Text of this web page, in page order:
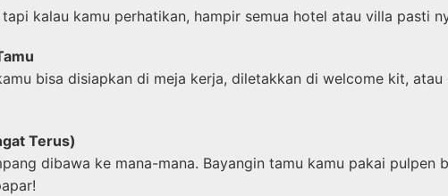
kalau kamu perhatikan, hampir semua hotel atau villa pasti
bisa disiapkan di meja kerja, diletakkan di welcome kit,
Terus)
dibawa ke mana-mana. Bayangin tamu kamu pakai